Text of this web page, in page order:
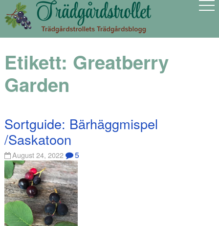
Etikett: Greatberry
Garden
Sortguide: Bärhäggmispel
/Saskatoon
August 24, 2022 5